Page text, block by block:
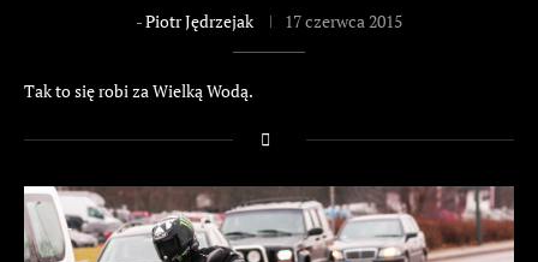
-Piotr Jędrzejak 17 czerwca 2015
Tak to się robi za Wielką Wodą.